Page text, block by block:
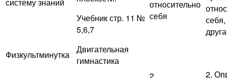
Учебник стр. 11 №
5,6,7
относительно
себя
друга
Физкультминутка
Двигательная
гимнастика
2.